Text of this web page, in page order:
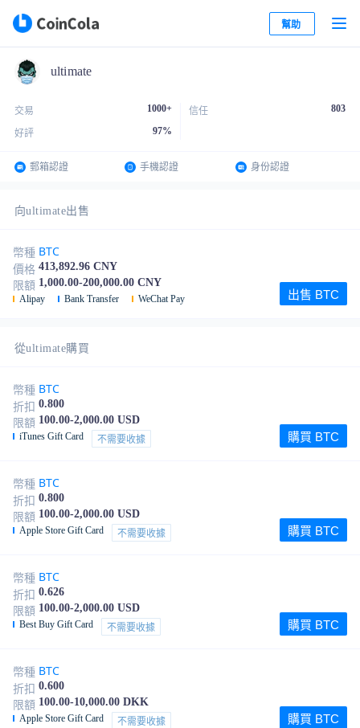
幫助
ultimate
交易 1000+
好評 97%
信任 803
郵箱認證 手機認證 身份認證
向ultimate出售
幣種 BTC
價格 413,892.96 CNY
限額 1,000.00-200,000.00 CNY
Alipay Bank Transfer WeChat Pay 出售 BTC
從ultimate購買
幣種 BTC
折扣 0.800
限額 100.00-2,000.00 USD
iTunes Gift Card 不需要收據 購買 BTC
幣種 BTC
折扣 0.800
限額 100.00-2,000.00 USD
Apple Store Gift Card 不需要收據 購買 BTC
幣種 BTC
折扣 0.626
限額 100.00-2,000.00 USD
Best Buy Gift Card 不需要收據 購買 BTC
幣種 BTC
折扣 0.600
限額 100.00-10,000.00 DKK
Apple Store Gift Card 不需要收據 購買 BTC